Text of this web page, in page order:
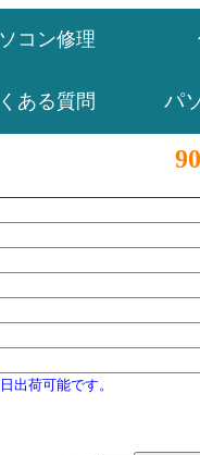
コン修理
ある質問 パ
出荷可能です。